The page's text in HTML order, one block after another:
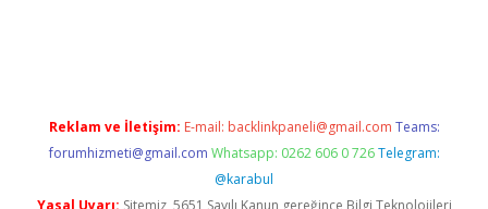
Reklam ve İletişim: E-mail: backlinkpaneli@gmail.com Teams:
forumhizmeti@gmail.com Whatsapp: 0262 606 0 726 Telegram:
@karabul
Yasal Uyarı: Sitemiz, 5651 Sayılı Kanun gereğince Bilgi Teknolojileri